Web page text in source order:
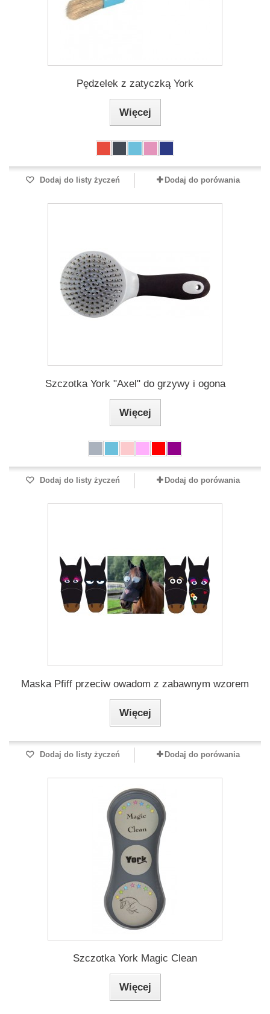
Pędzelek z zatyczką York
Więcej
Dodaj do listy życzeń Dodaj do porówania
Szczotka York "Axel" do grzywy i ogona
Więcej
Dodaj do listy życzeń Dodaj do porówania
Maska Pfiff przeciw owadom z zabawnym wzorem
Więcej
Dodaj do listy życzeń Dodaj do porówania
Szczotka York Magic Clean
Więcej